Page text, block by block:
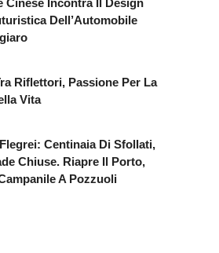
Cinese Incontra Il Design
Dell’Automobile
Riflettori, Passione Per La
Vita
Centinaia Di Sfollati,
Chiuse. Riapre Il Porto,
A Pozzuoli